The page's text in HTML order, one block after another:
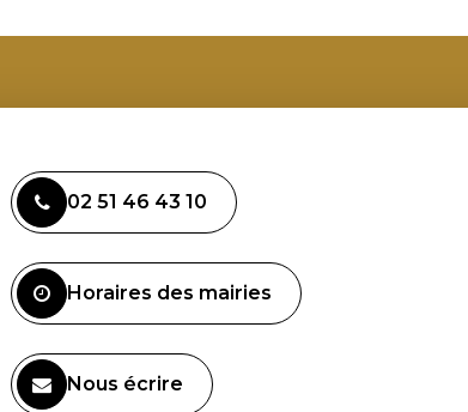
02 51 46 43 10
Horaires des mairies
Nous écrire